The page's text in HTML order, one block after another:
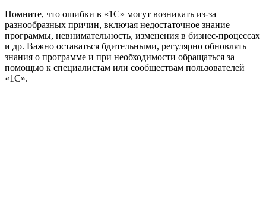
Помните, что ошибки в «1С» могут возникать из-за
разнообразных причин, включая недостаточное знание
программы, невнимательность, изменения в бизнес-процессах
и др. Важно оставаться бдительными, регулярно обновлять
знания о программе и при необходимости обращаться за
помощью к специалистам или сообществам пользователей
«1С».